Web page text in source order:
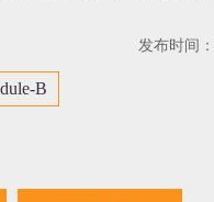
发布时间：
B